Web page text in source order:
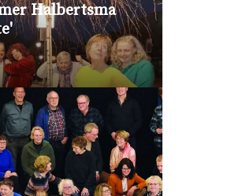
Halbertsma